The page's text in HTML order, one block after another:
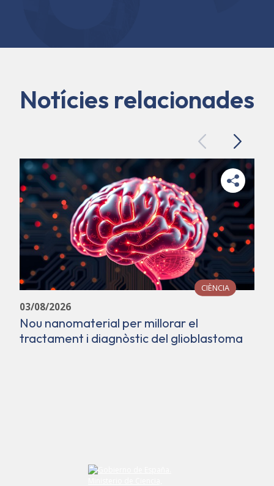
Notícies relacionades
PreviousNext
CIÈNCIA
03/08/2026
Nou nanomaterial per millorar el
tractament i diagnòstic del glioblastoma